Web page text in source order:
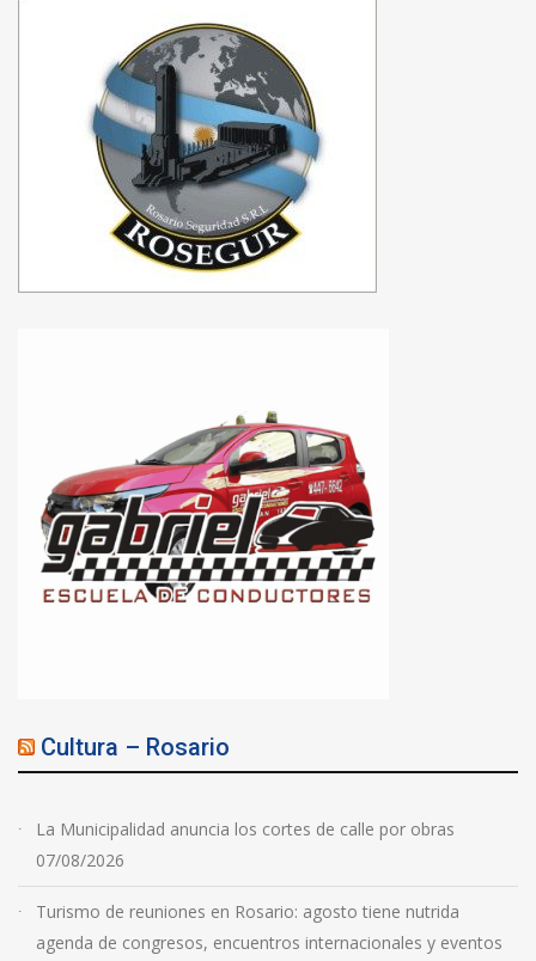
Cultura – Rosario
La Municipalidad anuncia los cortes de calle por obras
07/08/2026
Turismo de reuniones en Rosario: agosto tiene nutrida
agenda de congresos, encuentros internacionales y eventos